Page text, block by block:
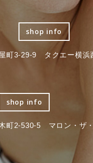
shop info
町3-29-9 タクエー横浜
shop info
町2-530-5 マロン・ザ